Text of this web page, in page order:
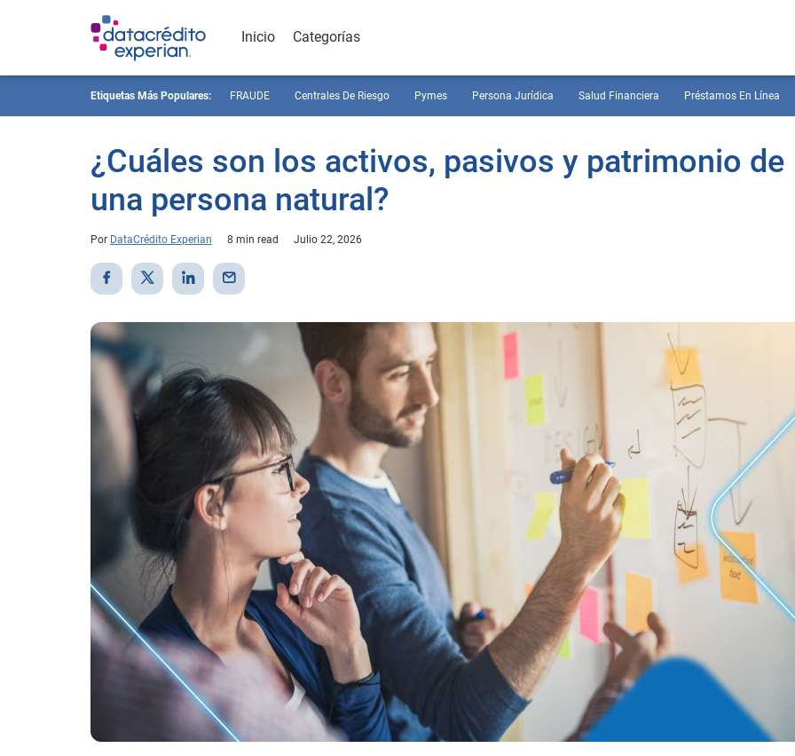
Inicio Categorías
Etiquetas Más Populares: FRAUDE Centrales De Riesgo Pymes Persona Jurídica Salud Financiera Préstamos En Línea
¿Cuáles son los activos, pasivos y patrimonio de
una persona natural?
Por DataCrédito Experian 8 min read Julio 22, 2026